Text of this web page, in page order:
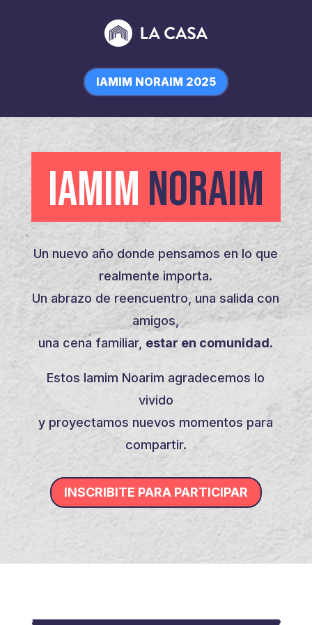
IAMIM NORAIM 2025
IAMIM NORAIM
Un nuevo año donde pensamos en lo que
realmente importa.
Un abrazo de reencuentro, una salida con
amigos,
una cena familiar, estar en comunidad.
Estos Iamim Noarim agradecemos lo
vivido
y proyectamos nuevos momentos para
compartir.
INSCRIBITE PARA PARTICIPAR